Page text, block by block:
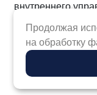
внутреннего
Вот отчего
уяснить
прогрессивные,
системы.
Продолжая
на обработку